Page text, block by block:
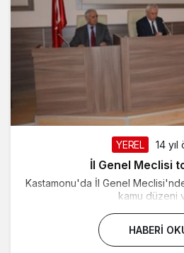
YEREL 14 yıl
İl Genel Meclisi
Kastamonu'da İl Genel
kamu düzeni
HABERI